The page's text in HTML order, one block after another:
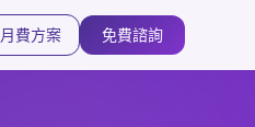
月費方案 免費諮詢